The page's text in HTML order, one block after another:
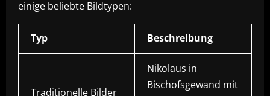
einige beliebte Bildtypen:
Typ Beschreibung
Traditionelle Bilder
Nikolaus in
Bischofsgewand mit